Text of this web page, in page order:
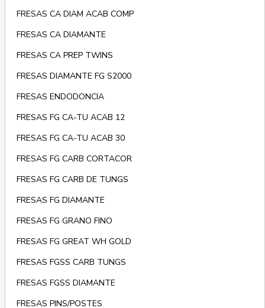
FRESAS CA DIAM ACAB COMP
FRESAS CA DIAMANTE
FRESAS CA PREP TWINS
FRESAS DIAMANTE FG S2000
FRESAS ENDODONCIA
FRESAS FG CA-TU ACAB 12
FRESAS FG CA-TU ACAB 30
FRESAS FG CARB CORTACOR
FRESAS FG CARB DE TUNGS
FRESAS FG DIAMANTE
FRESAS FG GRANO FINO
FRESAS FG GREAT WH GOLD
FRESAS FGSS CARB TUNGS
FRESAS FGSS DIAMANTE
FRESAS PINS/POSTES